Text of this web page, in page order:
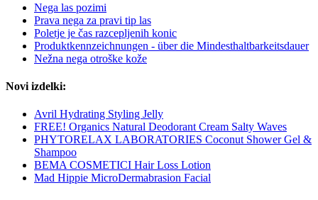
Nega las pozimi
Prava nega za pravi tip las
Poletje je čas razcepljenih konic
Produktkennzeichnungen - über die Mindesthaltbarkeitsdauer
Nežna nega otroške kože
Novi izdelki:
Avril Hydrating Styling Jelly
FREE! Organics Natural Deodorant Cream Salty Waves
PHYTORELAX LABORATORIES Coconut Shower Gel &
Shampoo
BEMA COSMETICI Hair Loss Lotion
Mad Hippie MicroDermabrasion Facial